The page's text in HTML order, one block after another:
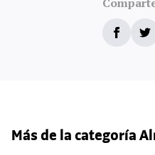
Más de la categoría